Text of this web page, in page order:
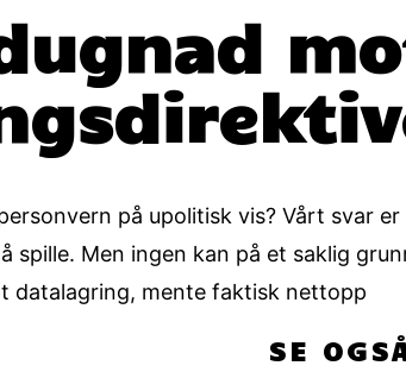
på upolitisk vis? Vårt svar
spille. Men ingen kan på et saklig
datalagring, mente faktisk nettopp
SE